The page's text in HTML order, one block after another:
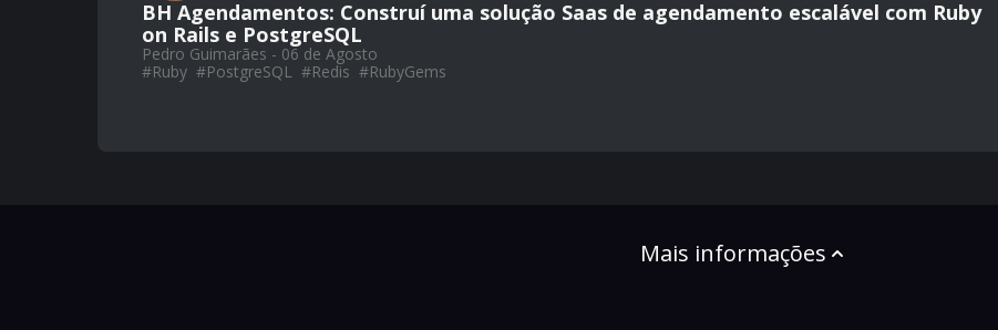
BH Agendamentos: Construí uma solução Saas de agendamento escalável com Ruby
on Rails e PostgreSQL
Pedro Guimarães - 06 de Agosto
#Ruby #PostgreSQL #Redis #RubyGems
Mais informações